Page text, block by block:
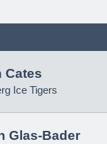
Cates
Ice Tigers
Glas-Bader